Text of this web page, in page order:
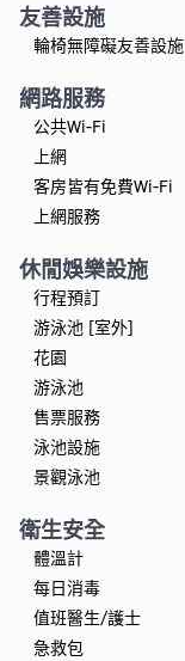
友善設施
輪椅無障礙友善設施
網路服務
公共Wi-Fi
上網
客房皆有免費Wi-Fi
上網服務
休閒娛樂設施
行程預訂
游泳池 [室外]
花園
游泳池
售票服務
泳池設施
景觀泳池
衛生安全
體溫計
每日消毒
值班醫生/護士
急救包